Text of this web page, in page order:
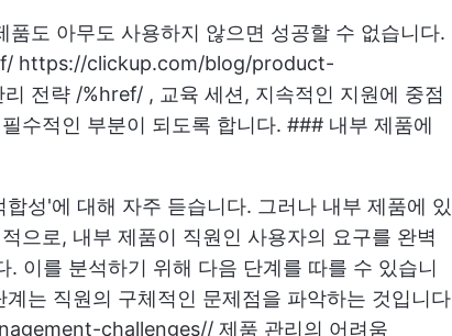
품도 아무도 사용하지 않으면 성공할 수 없습니다.
https://clickup.com/blog/product-
리 전략 /%href/ , 교육 세션, 지속적인 지원에 중점
수적인 부분이 되도록 합니다. ### 내부 제품에
성'에 대해 자주 듣습니다. 그러나 내부 제품에 있
으로, 내부 제품이 직원인 사용자의 요구를 완벽
이를 분석하기 위해 다음 단계를 따를 수 있습니
계는 직원의 구체적인 문제점을 파악하는 것입니다
challenges// 제품 관리의 어려움